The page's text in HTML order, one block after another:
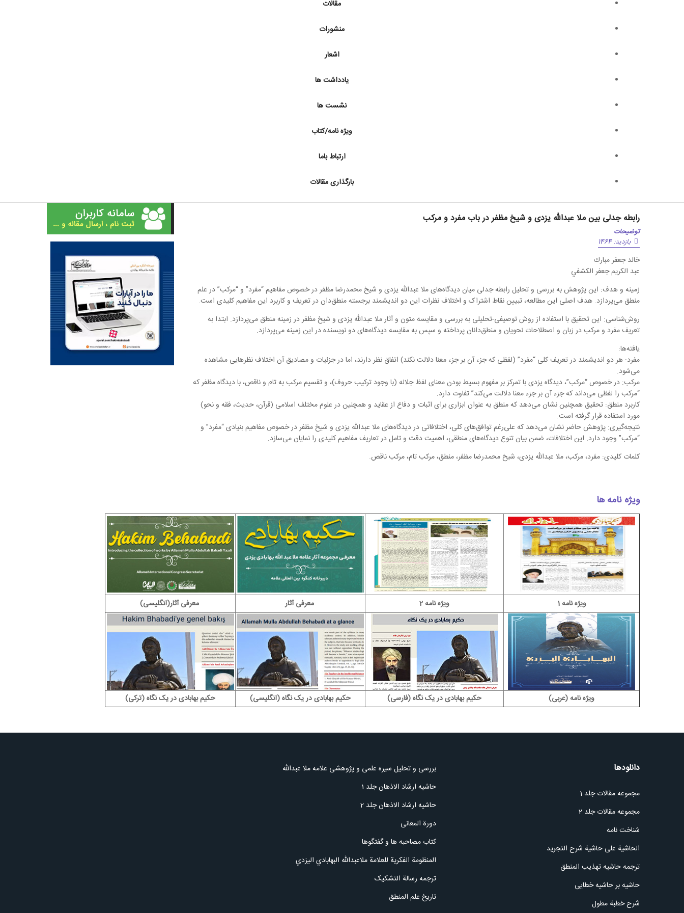
مقالات
منشورات
اشعار
یادداشت ها
نشست ها
ویژه نامه/کتاب
ارتباط باما
بارگذاری مقالات
رابطه جدلی بین ملا عبدالله یزدی و شیخ مظفر در باب مفرد و مرکب
توضیحات
بازدید: 1464
خالد جعفر مبارك
عبد الكريم جعفر الكشفي
زمینه و هدف: این پژوهش به بررسی و تحلیل رابطه جدلی میان دیدگاه‌های ملا عبدالله یزدی و شیخ محمدرضا مظفر در خصوص مفاهیم “مفرد” و “مرکب” در علم
منطق می‌پردازد. هدف اصلی این مطالعه، تبیین نقاط اشتراک و اختلاف نظرات این دو اندیشمند برجسته منطق‌دان در تعریف و کاربرد این مفاهیم کلیدی است.
روش‌شناسی: این تحقیق با استفاده از روش توصیفی-تحلیلی به بررسی و مقایسه متون و آثار ملا عبدالله یزدی و شیخ مظفر در زمینه منطق می‌پردازد. ابتدا به
تعریف مفرد و مرکب در زبان و اصطلاحات نحویان و منطق‌دانان پرداخته و سپس به مقایسه دیدگاه‌های دو نویسنده در این زمینه می‌پردازد.
یافته‌ها:
مفرد: هر دو اندیشمند در تعریف کلی “مفرد” (لفظی که جزء آن بر جزء معنا دلالت نکند) اتفاق نظر دارند، اما در جزئیات و مصادیق آن اختلاف نظرهایی مشاهده
می‌شود.
مرکب: در خصوص “مرکب”، دیدگاه یزدی با تمرکز بر مفهوم بسیط بودن معنای لفظ جلاله (با وجود ترکیب حروف)، و تقسیم مرکب به تام و ناقص، با دیدگاه مظفر که
“مرکب را لفظی می‌داند که جزء آن بر جزء معنا دلالت می‌کند” تفاوت دارد.
کاربرد منطق: تحقیق همچنین نشان می‌دهد که منطق به عنوان ابزاری برای اثبات و دفاع از عقاید و همچنین در علوم مختلف اسلامی (قرآن، حدیث، فقه و نحو)
مورد استفاده قرار گرفته است.
نتیجه‌گیری: پژوهش حاضر نشان می‌دهد که علی‌رغم توافق‌های کلی، اختلافاتی در دیدگاه‌های ملا عبدالله یزدی و شیخ مظفر در خصوص مفاهیم بنیادی “مفرد” و
“مرکب” وجود دارد. این اختلافات، ضمن بیان تنوع دیدگاه‌های منطقی، اهمیت دقت و تامل در تعاریف مفاهیم کلیدی را نمایان می‌سازد.
کلمات کلیدی: مفرد، مرکب، ملا عبدالله یزدی، شیخ محمدرضا مظفر، منطق، مرکب تام، مرکب ناقص.
ویژه نامه ها
ویژه نامه 1 ویژه نامه 2 معرفی آثار معرفی آثار(انگلیسی)
ویژه نامه (عربی) حکیم بهابادی در یک نگاه (فارسی) حکیم بهابادی در یک نگاه (انگلیسی) حکیم بهابادی در یک نگاه (ترکی)
دانلودها
مجموعه مقالات جلد 1
مجموعه مقالات جلد 2
شناخت نامه
الحاشیة علی حاشیة شرح التجرید
ترجمه حاشیه تهذیب المنطق
حاشیه بر حاشیه خطایی
شرح خطبة مطول
بررسی و تحلیل سیره علمی و پژوهشی علامه ملا عبدالله
حاشیه ارشاد الاذهان جلد 1
حاشیه ارشاد الاذهان جلد 2
دورة المعانی
کتاب مصاحبه ها و گفتگوها
المنظومة الفكرية للعلامة ملاعبدالله البهابادي اليزدي
ترجمه رسالة التشکیک
تاریخ علم المنطق